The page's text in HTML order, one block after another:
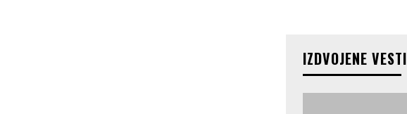
IZDVOJENE VESTI